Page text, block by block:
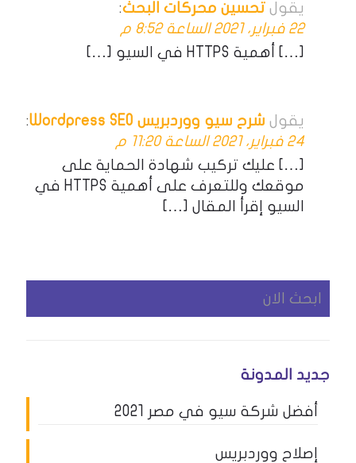
يقول تحسين محركات البحث:
22 فبراير، 2021 الساعة 8:52 م
[…] أهمية HTTPS في السيو […]
يقول شرح سيو ووردبريس Wordpress SEO
:
24 فبراير، 2021 الساعة 11:20 م
[…] عليك تركيب شهادة الحماية على
موقعك وللتعرف على أهمية HTTPS في
السيو إقرأ المقال […]
جديد المدونة
أفضل شركة سيو في مصر 2021
إصلاح ووردبريس